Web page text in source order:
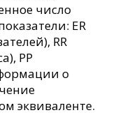
число
ER
RR
РР
о
эквиваленте.